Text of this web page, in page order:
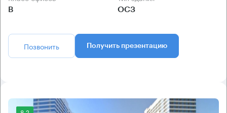
B ОСЗ
Позвонить Получить презентацию